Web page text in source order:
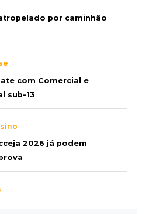
por caminhão
com Comercial e
sub-13
2026 já podem